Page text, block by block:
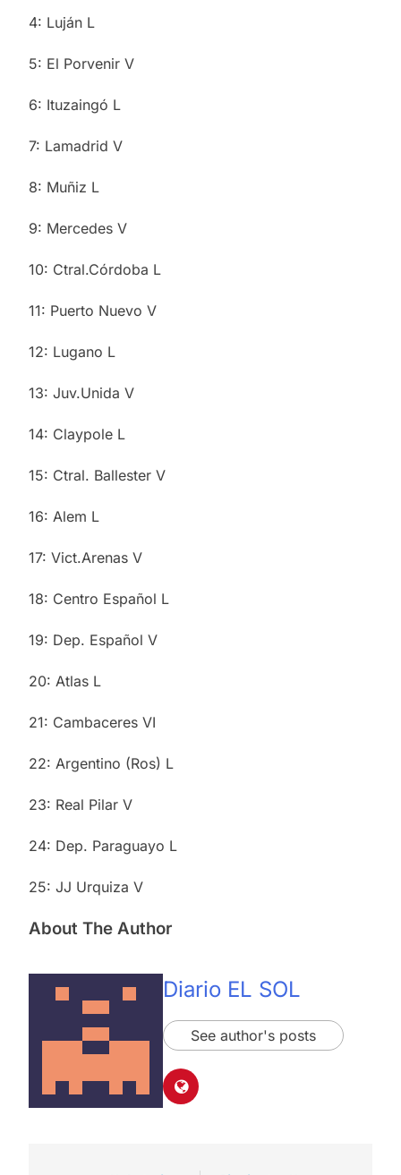
4: Luján L
5: El Porvenir V
6: Ituzaingó L
7: Lamadrid V
8: Muñiz L
9: Mercedes V
10: Ctral.Córdoba L
11: Puerto Nuevo V
12: Lugano L
13: Juv.Unida V
14: Claypole L
15: Ctral. Ballester V
16: Alem L
17: Vict.Arenas V
18: Centro Español L
19: Dep. Español V
20: Atlas L
21: Cambaceres VI
22: Argentino (Ros) L
23: Real Pilar V
24: Dep. Paraguayo L
25: JJ Urquiza V
About The Author
Diario EL SOL
See author's posts